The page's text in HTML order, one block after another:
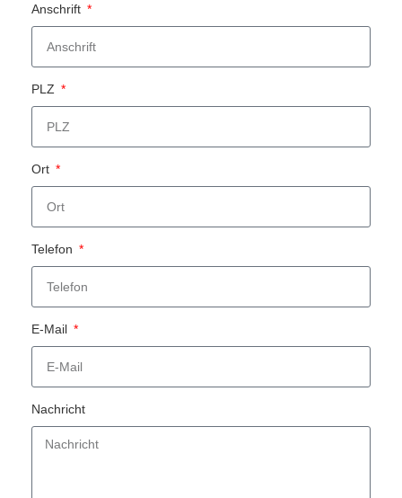
Anschrift
PLZ
Ort
Telefon
E-Mail
Nachricht